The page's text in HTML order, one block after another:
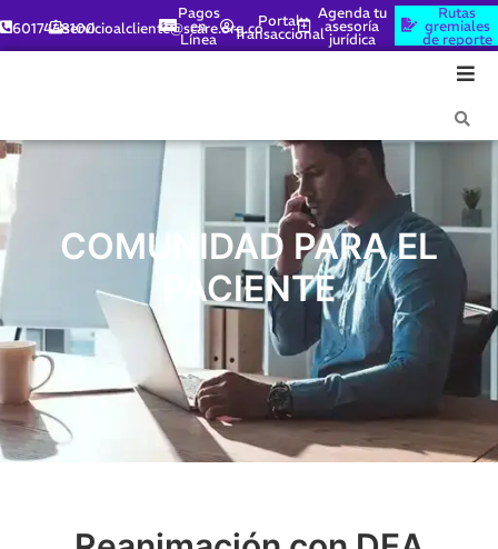
6017448100servicioalcliente@scare.org.co
Pagos
en
Línea
Portal
Transaccional
Agenda tu
asesoría
jurídica
Rutas
gremiales
de reporte
COMUNIDAD PARA EL
PACIENTE